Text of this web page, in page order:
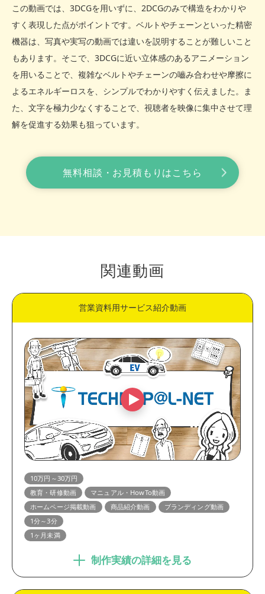
この動画では、3DCGを用いずに、2DCGのみで構造をわかりや
すく表現した点がポイントです。ベルトやチェーンといった精密
機器は、写真や実写の動画では違いを説明することが難しいこと
もあります。そこで、3DCGに近い立体感のあるアニメーション
を用いることで、複雑なベルトやチェーンの嚙み合わせや摩擦に
よるエネルギーロスを、シンプルでわかりやすく伝えました。ま
た、文字を極力少なくすることで、視聴者を映像に集中させて理
解を促進する効果も狙っています。
無料相談・お見積もりはこちら
関連動画
営業資料用サービス紹介動画
10万円～30万円
教育・研修動画
マニュアル・HowTo動画
ホームページ掲載動画
商品紹介動画
ブランディング動画
1分～3分
1ヶ月未満
制作実績の詳細を見る